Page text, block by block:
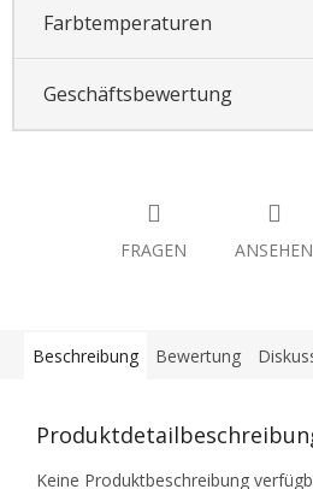
Farbtemperaturen
Geschäftsbewertung
FRAGEN ANSEHEN
Beschreibung Bewertung
Keine Produktbeschreibung